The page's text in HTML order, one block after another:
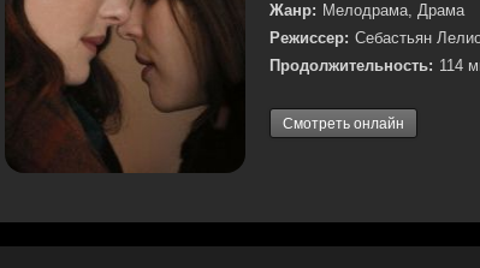
Жанр: Мелодрама, Драма
Режиссер: Себастьян
Продолжительность: 114
Смотреть онлайн